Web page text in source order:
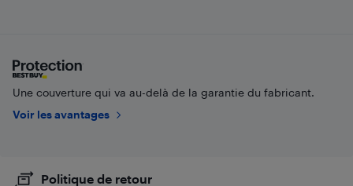
Une couverture qui va au-delà de la garantie du fabricant.
Voir les avantages
Politique de retour